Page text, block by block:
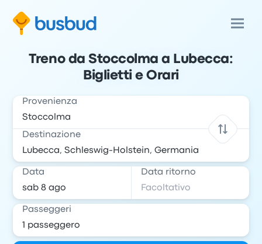
Treno da Stoccolma a Lubecca:
Biglietti e Orari
Provenienza
Destinazione
Data Data ritorno
Passeggeri